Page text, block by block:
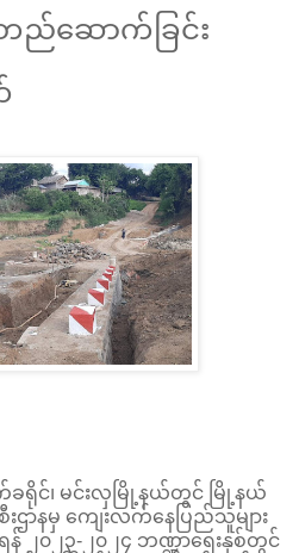
ည်ဆောက်ခြင်း
ခရိုင်၊ မင်းလှမြို့နယ်တွင် မြို့နယ်
ဌာနမှ ကျေးလက်နေပြည်သူများ
၂၀၂၃-၂၀၂၄ ဘဏ္ဍာရေးနှစ်တွင်